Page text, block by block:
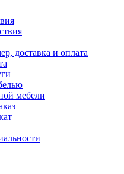
доставка и оплата
мебели